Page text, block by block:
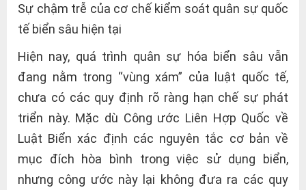
Sự chậm trễ của cơ chế kiểm soát quân sự quốc
tế biển sâu hiện tại
Hiện nay, quá trình quân sự hóa biển sâu vẫn
đang nằm trong “vùng xám” của luật quốc tế,
chưa có các quy định rõ ràng hạn chế sự phát
triển này. Mặc dù Công ước Liên Hợp Quốc về
Luật Biển xác định các nguyên tắc cơ bản về
mục đích hòa bình trong việc sử dụng biển,
nhưng công ước này lại không đưa ra các quy